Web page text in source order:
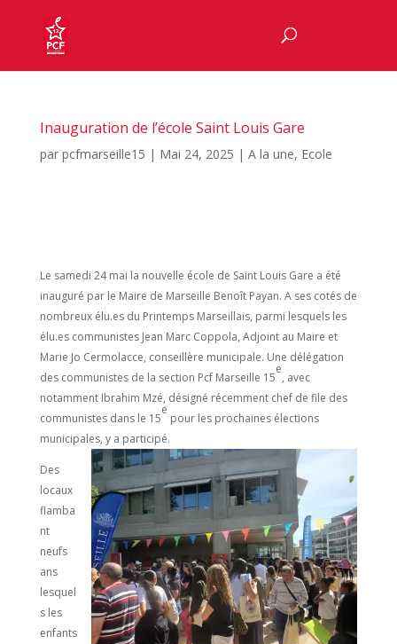
Inauguration de l’école Saint Louis Gare
par pcfmarseille15 | Mai 24, 2025 | A la une, Ecole
Le samedi 24 mai la nouvelle école de Saint Louis Gare a été
inauguré par le Maire de Marseille Benoît Payan. A ses cotés de
nombreux élu.es du Printemps Marseillais, parmi lesquels les
élu.es communistes Jean Marc Coppola, Adjoint au Maire et
Marie Jo Cermolacce, conseillère municipale. Une délégation
des communistes de la section Pcf Marseille 15
e
, avec
notamment Ibrahim Mzé, désigné récemment chef de file des
communistes dans le 15
e
pour les prochaines élections
municipales, y a participé.
Des
locaux
flamba
nt
neufs
ans
lesquel
s les
enfants